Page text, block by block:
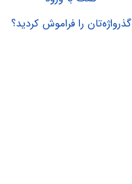
گذرواژه‌تان را فراموش کردید؟